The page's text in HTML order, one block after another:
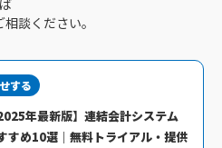
談ください。
する
2025年最新版】連結会計システム
すめ10選｜無料トライアル・提供